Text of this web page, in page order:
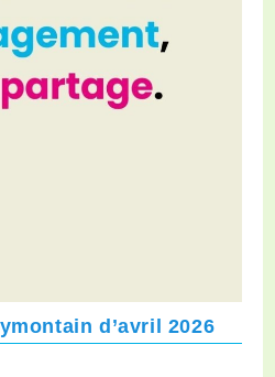
d’avril 2026